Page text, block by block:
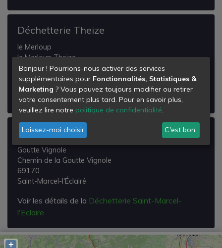
Déchetterie Theize
le Merloup
le Merloup Theize
69620
Theizé
Voir les détails de laDéchetterie Theize
Déchetterie Saint-Marcel-l'Eclaire
Goutte Vignole
Chemin de la Goutte Vignole
69170
Saint-Marcel-l'Éclairé
Voir les détails de la Déchetterie Saint-Marcel-
l'Eclaire
+
Bonjour ! Pourrions-nous activer des services
supplémentaires pour Fonctionnalités, Statistiques &
Marketing ? Vous pouvez toujours modifier ou retirer
votre consentement plus tard. Pour en savoir plus,
veuillez lire notre politique de confidentialité.
Laissez-moi choisir C'est bon.